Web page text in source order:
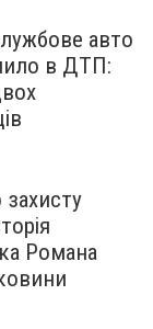
авто
в ДТП:
Романа